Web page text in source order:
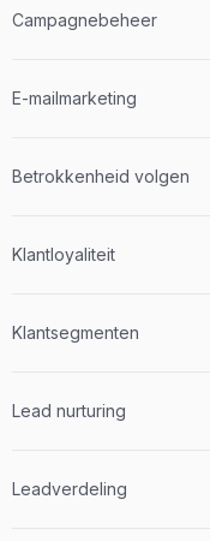
Campagnebeheer
E-mailmarketing
Betrokkenheid volgen
Klantloyaliteit
Klantsegmenten
Lead nurturing
Leadverdeling